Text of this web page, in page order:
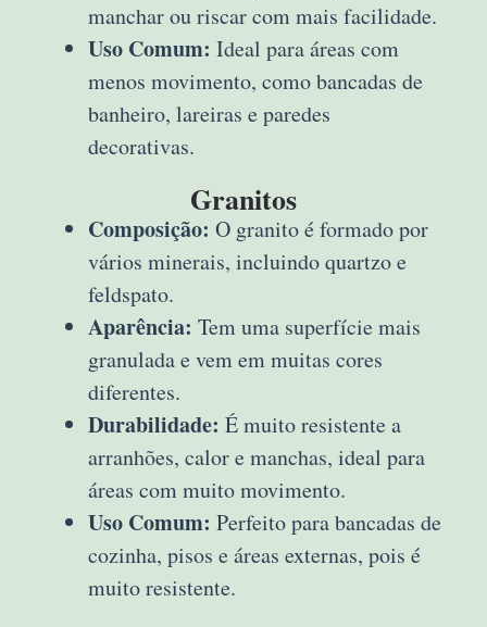
manchar ou riscar com mais facilidade.
Uso Comum: Ideal para áreas com
menos movimento, como bancadas de
banheiro, lareiras e paredes
decorativas.
Granitos
Composição: O granito é formado por
vários minerais, incluindo quartzo e
feldspato.
Aparência: Tem uma superfície mais
granulada e vem em muitas cores
diferentes.
Durabilidade: É muito resistente a
arranhões, calor e manchas, ideal para
áreas com muito movimento.
Uso Comum: Perfeito para bancadas de
cozinha, pisos e áreas externas, pois é
muito resistente.